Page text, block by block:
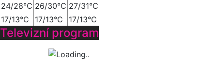
24/28°C 26/30°C 27/31°C
17/13°C
17/13°C 17/13°C
Televizní program